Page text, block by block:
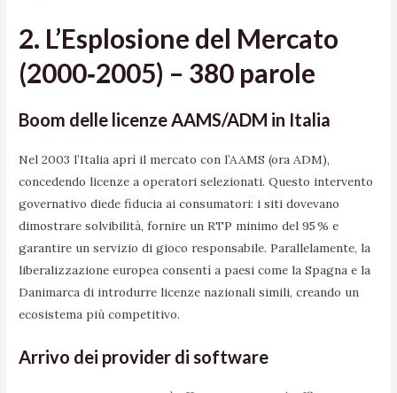
2. L’Esplosione del Mercato
(2000‑2005) – 380 parole
Boom delle licenze AAMS/ADM in Italia
Nel 2003 l’Italia aprì il mercato con l’AAMS (ora ADM),
concedendo licenze a operatori selezionati. Questo intervento
governativo diede fiducia ai consumatori: i siti dovevano
dimostrare solvibilità, fornire un RTP minimo del 95 % e
garantire un servizio di gioco responsabile. Parallelamente, la
liberalizzazione europea consentì a paesi come la Spagna e la
Danimarca di introdurre licenze nazionali simili, creando un
ecosistema più competitivo.
Arrivo dei provider di software